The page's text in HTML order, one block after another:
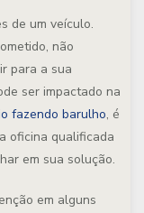
de um veículo.
não
para a sua
ser impactado na
fazendo barulho, é
oficina qualificada
em sua solução.
em alguns